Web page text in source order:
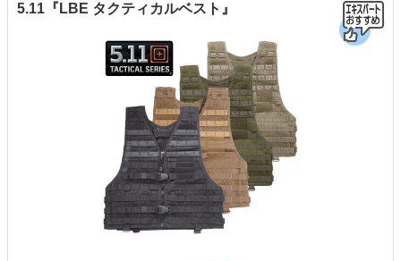
5.11『LBE タクティカルベスト』